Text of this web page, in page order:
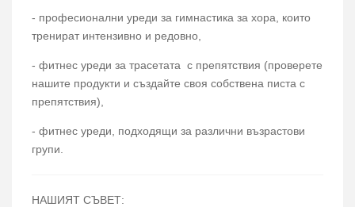
- професионални уреди за гимнастика за хора, които
тренират интензивно и редовно,
- фитнес уреди за трасетата с препятствия (проверете
нашите продукти и създайте своя собствена писта с
препятствия),
- фитнес уреди, подходящи за различни възрастови
групи.
НАШИЯТ СЪВЕТ: